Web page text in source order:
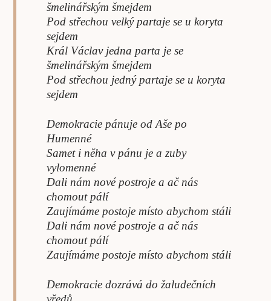
šmelinářským šmejdem
Pod střechou velký partaje se u koryta
sejdem
Král Václav jedna parta je se
šmelinářským šmejdem
Pod střechou jedný partaje se u koryta
sejdem
Demokracie pánuje od Aše po
Humenné
Samet i něha v pánu je a zuby
vylomenné
Dali nám nové postroje a ač nás
chomout pálí
Zaujímáme postoje místo abychom stáli
Dali nám nové postroje a ač nás
chomout pálí
Zaujímáme postoje místo abychom stáli
Demokracie dozrává do žaludečních